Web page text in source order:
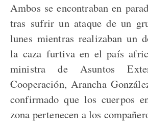
Ambos se encontraban en
tras sufrir un ataque de un
lunes mientras realizaban un
la caza furtiva en el país
ministra de Asuntos
Cooperación, Arancha
confirmado que los cuerpos
zona pertenecen a los